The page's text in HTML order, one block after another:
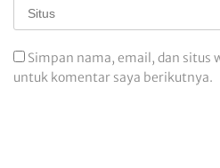
Simpan nama, email, dan situs
untuk komentar saya berikutnya.